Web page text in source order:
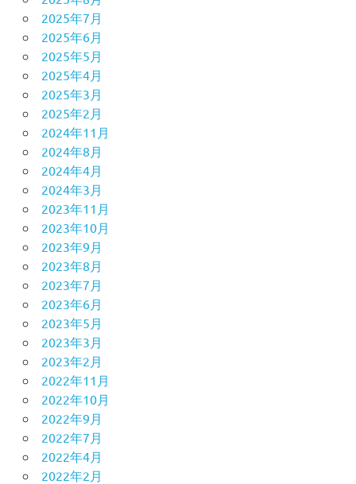
2025年7月
2025年6月
2025年5月
2025年4月
2025年3月
2025年2月
2024年11月
2024年8月
2024年4月
2024年3月
2023年11月
2023年10月
2023年9月
2023年8月
2023年7月
2023年6月
2023年5月
2023年3月
2023年2月
2022年11月
2022年10月
2022年9月
2022年7月
2022年4月
2022年2月